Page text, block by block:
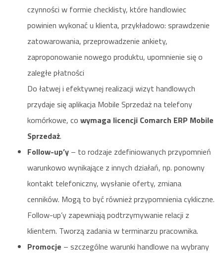
czynności w formie checklisty, które handlowiec
powinien wykonać u klienta, przykładowo: sprawdzenie
zatowarowania, przeprowadzenie ankiety,
zaproponowanie nowego produktu, upomnienie się o
zaległe płatności
Do łatwej i efektywnej realizacji wizyt handlowych
przydaje się aplikacja Mobile Sprzedaż na telefony
komórkowe, co wymaga licencji Comarch ERP Mobile
Sprzedaż.
Follow-up’y – to rodzaje zdefiniowanych przypomnień
warunkowo wynikające z innych działań, np. ponowny
kontakt telefoniczny, wysłanie oferty, zmiana
cenników. Mogą to być również przypomnienia cykliczne.
Follow-up’y zapewniają podtrzymywanie relacji z
klientem. Tworzą zadania w terminarzu pracownika.
Promocje – szczególne warunki handlowe na wybrany